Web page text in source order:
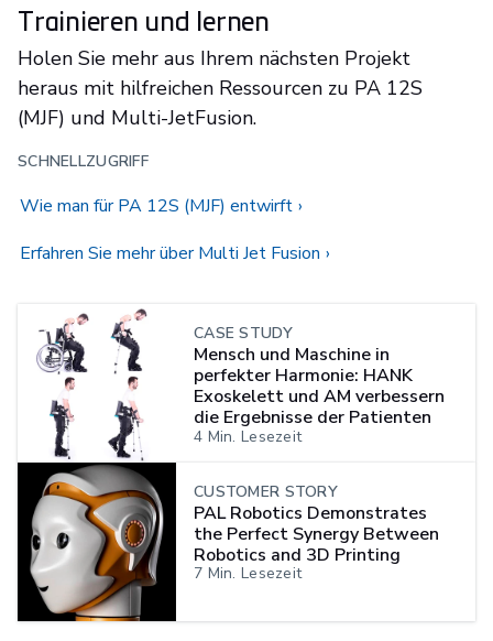
Trainieren und lernen
Holen Sie mehr aus Ihrem nächsten Projekt
heraus mit hilfreichen Ressourcen zu PA 12S
(MJF) und Multi-JetFusion.
SCHNELLZUGRIFF
Wie man für PA 12S (MJF) entwirft
Erfahren Sie mehr über Multi Jet Fusion
CASE STUDY
Mensch und Maschine in
perfekter Harmonie: HANK
Exoskelett und AM verbessern
die Ergebnisse der Patienten
bei der Gangrehabilitation
4 Min. Lesezeit
CUSTOMER STORY
PAL Robotics Demonstrates
the Perfect Synergy Between
Robotics and 3D Printing
7 Min. Lesezeit